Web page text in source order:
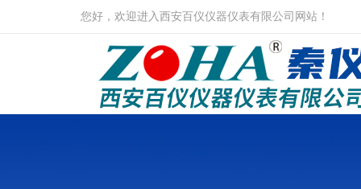
您好，欢迎进入西安百仪仪器仪表有限公司网站！